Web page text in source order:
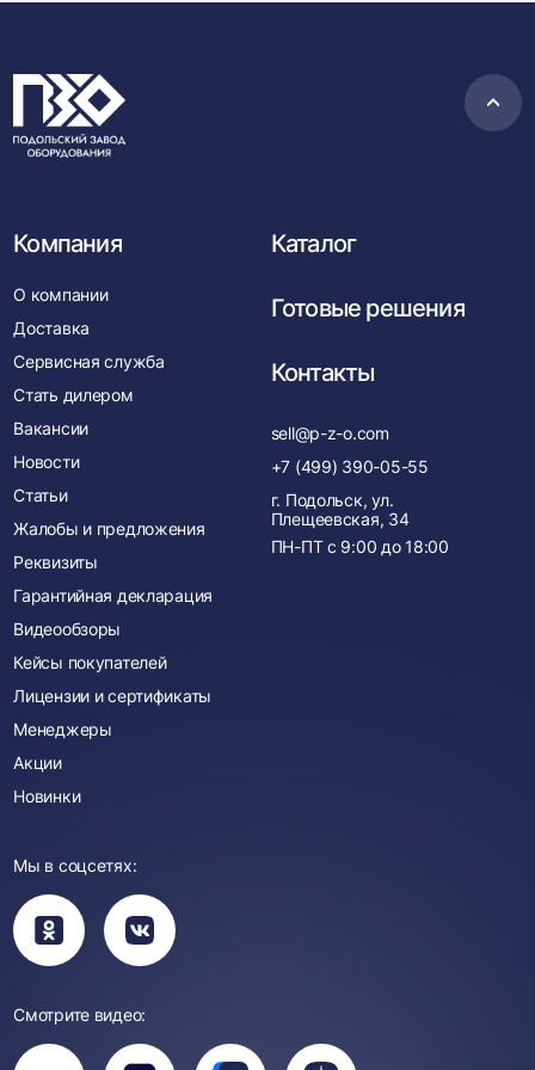
в
Компания
О компании
Доставка
Сервисная служба
Стать дилером
Вакансии
Новости
Статьи
Жалобы и предложения
Реквизиты
Гарантийная декларация
Видеообзоры
Кейсы покупателей
Лицензии и сертификаты
Менеджеры
Акции
Новинки
Каталог
Готовые решения
Контакты
sell@p-z-o.com
+7 (499) 390-05-55
г. Подольск, ул.
Плещеевская, 34
ПН-ПТ с 9:00 до 18:00
Мы в соцсетях:
Вы
перейдете
в
группу
Вы
перейдете
в
группу
Смотрите видео:
Вы